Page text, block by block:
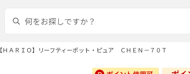
【ＨＡＲＩＯ】リーフティーポット・ピュア ＣＨＥＮ－７０Ｔ